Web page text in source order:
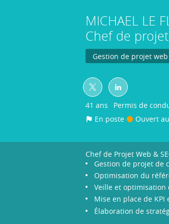
MICHAEL LE
Chef de
Gestion de projet web
41 ans Permis de
En poste
Ouvert
Chef de Projet Web &
Gestion de projet de
Optimisation du
Veille et optimisation
Mise en place de
Élaboration de